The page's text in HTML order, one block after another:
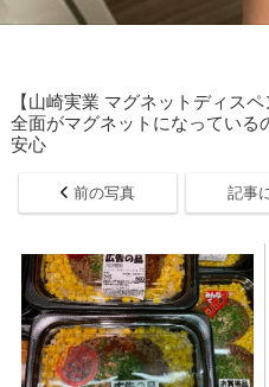
【山崎実業 マグネットディス
全面がマグネットになっている
安心
前の写真 記事